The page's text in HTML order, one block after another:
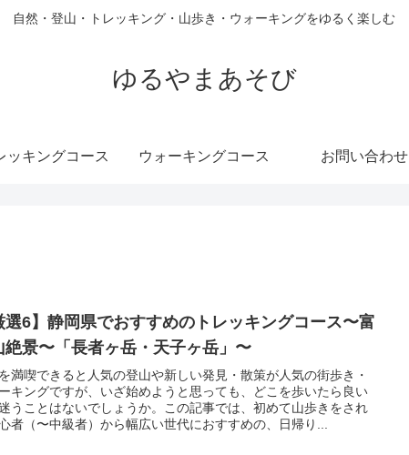
自然・登山・トレッキング・山歩き・ウォーキングをゆるく楽しむ
ゆるやまあそび
ッキングコース ウォーキングコース お問い合わせ
選6】静岡県でおすすめのトレッキングコース〜富
絶景〜「長者ヶ岳・天子ヶ岳」〜
満喫できると人気の登山や新しい発見・散策が人気の街歩き・
キングですが、いざ始めようと思っても、どこを歩いたら良い
うことはないでしょうか。この記事では、初めて山歩きをされ
者（〜中級者）から幅広い世代におすすめの、日帰り...